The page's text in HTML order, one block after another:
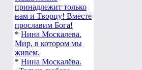
принадлежит только
нам и Творцу! Вместе
прославим Бога!
* Нина Москалева.
Мир, в котором мы
живем.
* Нина Москалёва.